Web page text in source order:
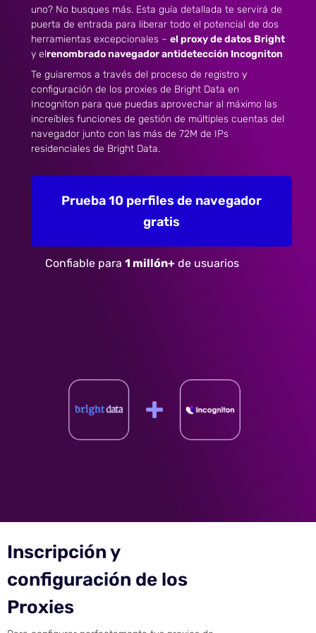
uno? No busques más. Esta guía detallada te servirá de
puerta de entrada para liberar todo el potencial de dos
herramientas excepcionales – el proxy de datos Bright
y elrenombrado navegador antidetección Incogniton
Te guiaremos a través del proceso de registro y
configuración de los proxies de Bright Data en
Incogniton para que puedas aprovechar al máximo las
increíbles funciones de gestión de múltiples cuentas del
navegador junto con las más de 72M de IPs
residenciales de Bright Data.
Prueba 10 perfiles de navegador
gratis
Confiable para 1 millón+ de usuarios
Inscripción y
configuración de los
Proxies